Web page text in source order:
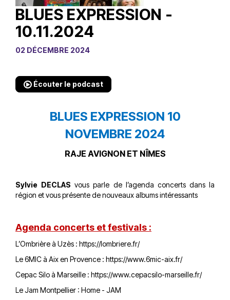
BLUES EXPRESSION -
10.11.2024
02 DÉCEMBRE 2024
Écouter le podcast
BLUES EXPRESSION 10
NOVEMBRE 2024
RAJE AVIGNON ET NÎMES
Sylvie DECLAS vous parle de l’agenda concerts dans la
région et vous présente de nouveaux albums intéressants
Agenda concerts et festivals :
L’Ombrière à Uzès : https://lombriere.fr/
Le 6MIC à Aix en Provence : https://www.6mic-aix.fr/
Cepac Silo à Marseille : https://www.cepacsilo-marseille.fr/
Le Jam Montpellier : Home - JAM